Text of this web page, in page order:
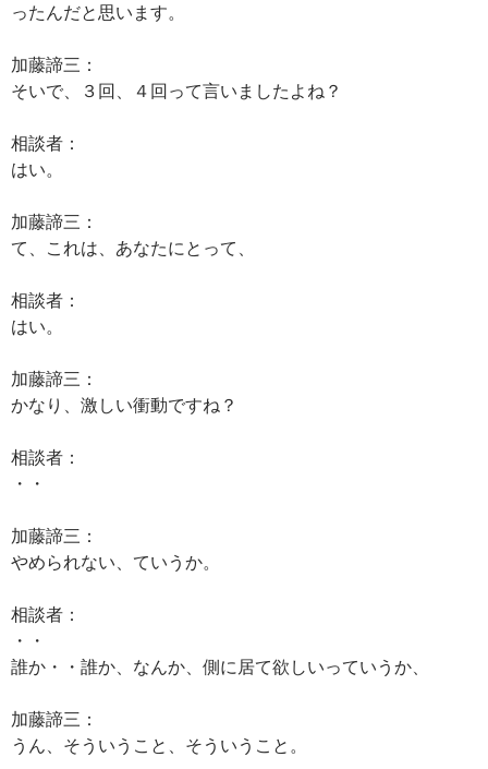
ったんだと思います。
加藤諦三：
そいで、３回、４回って言いましたよね？
相談者：
はい。
加藤諦三：
て、これは、あなたにとって、
相談者：
はい。
加藤諦三：
かなり、激しい衝動ですね？
相談者：
・・
加藤諦三：
やめられない、ていうか。
相談者：
・・
誰か・・誰か、なんか、側に居て欲しいっていうか、
加藤諦三：
うん、そういうこと、そういうこと。